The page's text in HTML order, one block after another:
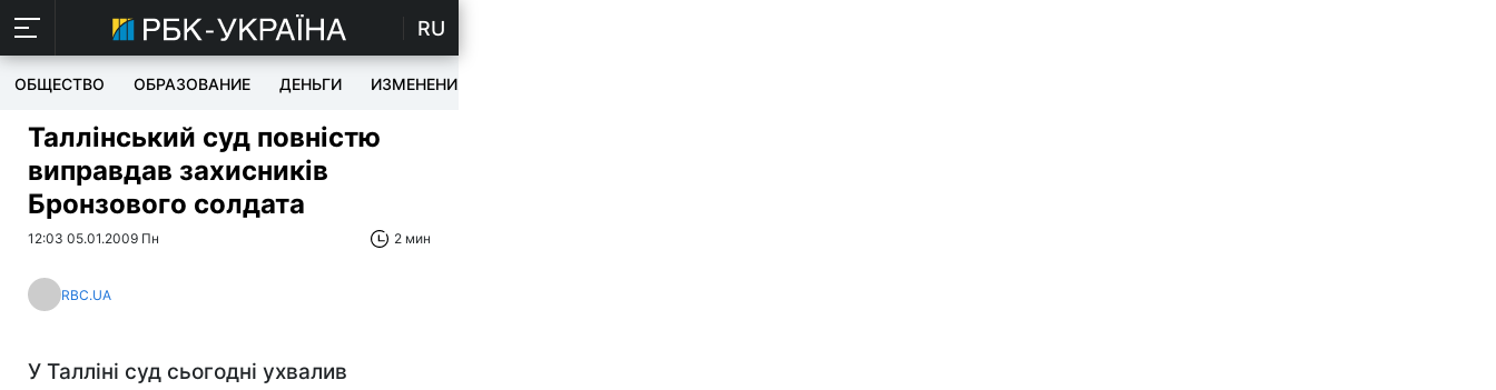
RU
ОБЩЕСТВО ОБРАЗОВАНИЕ ДЕНЬГИ ИЗМЕНЕНИЯ
Таллінський суд повністю
виправдав захисників
Бронзового солдата
12:03 05.01.2009 Пн 2 мин
RBC.UA
У Талліні суд сьогодні ухвалив